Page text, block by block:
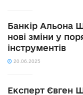
Банкір Альона
нові зміни у
інструментів
20.06.2025
Експерт Євген